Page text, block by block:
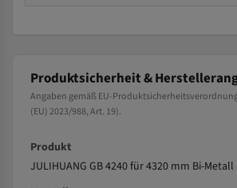
Produktsicherheit &
Angaben gemäß EU-
(EU) 2023/988, Art. 19).
Produkt
JULIHUANG GB 4240 für 4320 mm Bi-